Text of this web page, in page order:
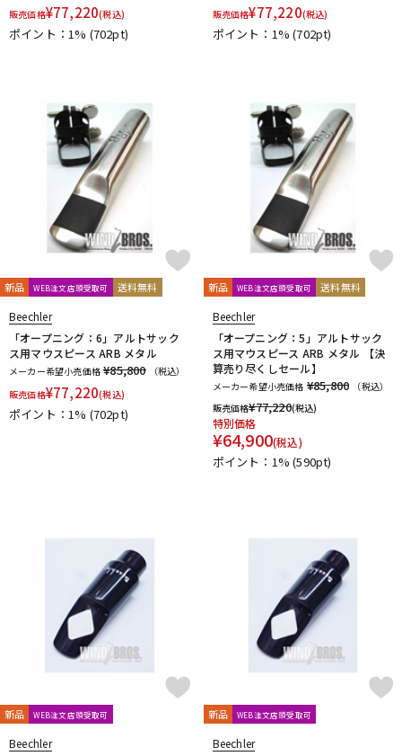
販売価格¥77,220(税込)
ポイント：1% (702pt)
販売価格¥77,220(税込)
ポイント：1%(702pt)
新品 WEB注文店頭受取可 送料無料
Beechler
「オープニング：6」アルトサック
ス用マウスピース ARB メタル
メーカー希望小売価格 ¥85,800
（税込）
販売価格¥77,220(税込)
ポイント：1% (702pt)
新品 WEB注文店頭受取可 送料無料
Beechler
「オープニング：5」アルトサック
ス用マウスピース ARB メタル 【決
算売り尽くしセール】
メーカー希望小売価格 ¥85,800
（税込）
販売価格¥77,220(税込)
特別価格
¥64,900(税込)
ポイント：1%(590pt)
新品 WEB注文店頭受取可
Beechler
新品 WEB注文店頭受取可
Beechler